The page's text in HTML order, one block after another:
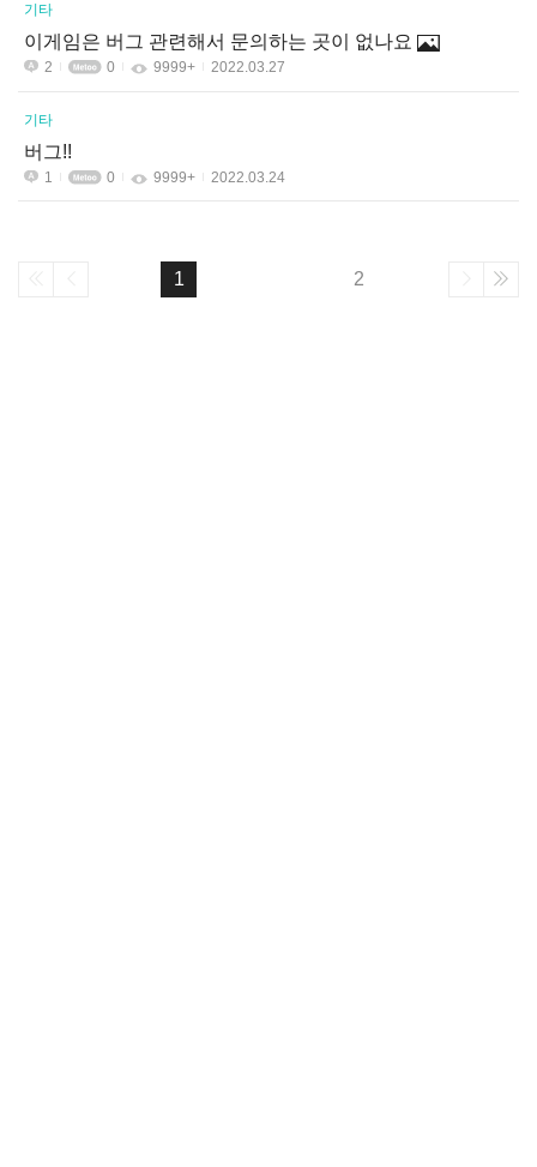
기타
이게임은 버그 관련해서 문의하는 곳이 없나요
2 0 9999+ 2022.03.27
기타
버그!!
1 0 9999+ 2022.03.24
1 2